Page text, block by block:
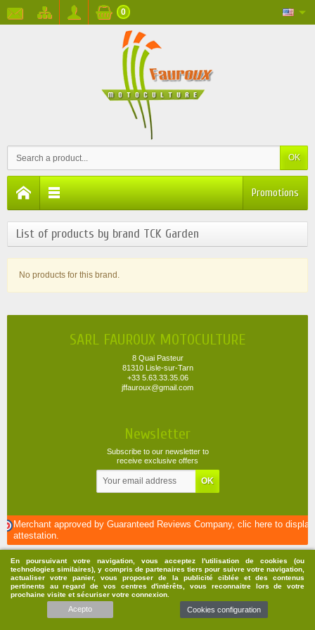
En poursuivant votre navigation, vous acceptez l'utilisation de cookies (ou
technologies similaires), y compris de partenaires tiers pour suivre votre navigation,
actualiser votre panier, vous proposer de la publicité ciblée et des contenus
pertinents au regard de vos centres d'intérêts, vous reconnaitre lors de votre
prochaine visite et sécuriser votre connexion.
Acepto Cookies configuration
OK
0
Promotions
List of products by brand TCK Garden
No products for this brand.
SARL FAUROUX MOTOCULTURE
8 Quai Pasteur
81310 Lisle-sur-Tarn
+33 5.63.33.35.06
jffauroux@gmail.com
Newsletter
Subscribe to our newsletter to
receive exclusive offers
Merchant approved by Guaranteed Reviews Company, clic here to display
attestation.